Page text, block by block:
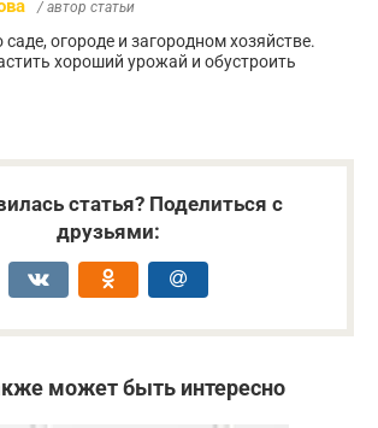
/ автор статьи
саде, огороде и загородном хозяйстве.
хороший урожай и обустроить
статья? Поделиться с
друзьями:
может быть интересно